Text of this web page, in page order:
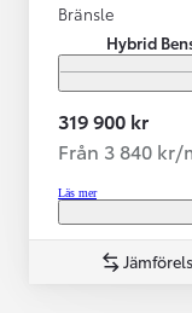
Bränsle
Hybrid
319 900 kr
Från 3 840 kr/
Läs mer